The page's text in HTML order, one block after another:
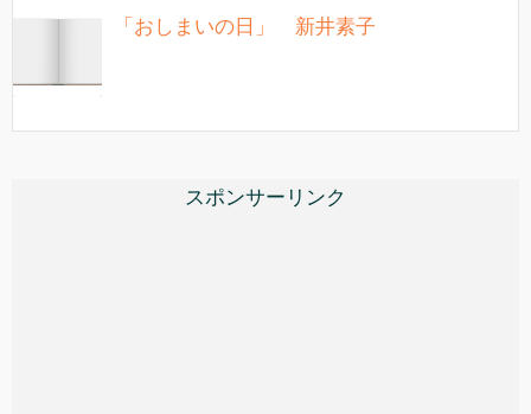
「おしまいの日」 新井素子
スポンサーリンク